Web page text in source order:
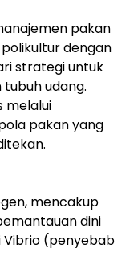
pakan
dengan
strategi untuk
udang.
melalui
pakan yang
mencakup
dini
(penyebab